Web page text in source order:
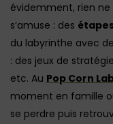
évidemment, rien ne
s’amuse : des
du labyrinthe avec
: des jeux de
etc. Au Pop Corn
moment en famille
se perdre puis